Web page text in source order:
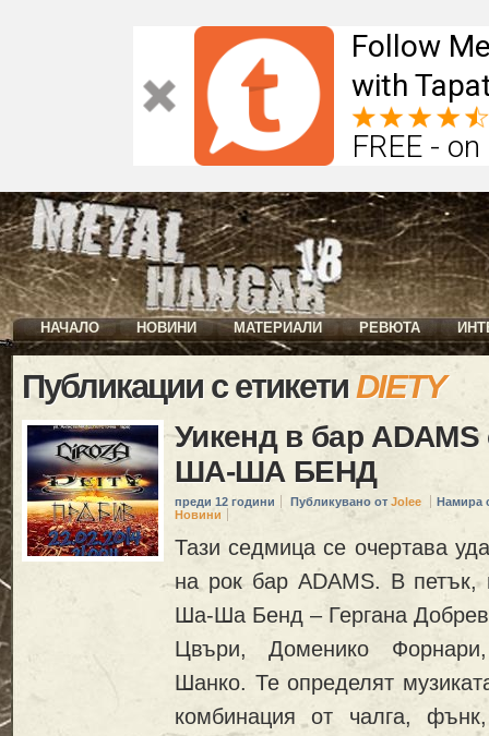
Follow
with
FREE -
НАЧАЛО НОВИНИ МАТЕРИАЛИ РЕВЮТА
Публикации с етикетиDIETY
Уикенд в бар ADAMS
ША-ША БЕНД
преди 12 години Публикувано от Jolee
Намира
Новини
Тази седмица се очертава
на рок бар ADAMS. В
Ша-Ша Бенд – Гергана
Цвъри, Доменико
Шанко. Те определят
комбинация от чалга,